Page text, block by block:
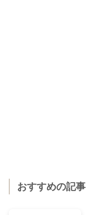
おすすめの記事